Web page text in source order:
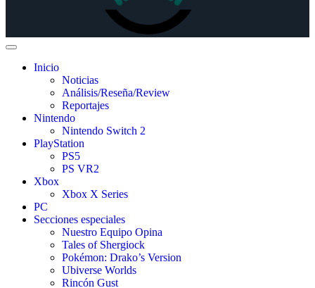
Inicio
Noticias
Análisis/Reseña/Review
Reportajes
Nintendo
Nintendo Switch 2
PlayStation
PS5
PS VR2
Xbox
Xbox X Series
PC
Secciones especiales
Nuestro Equipo Opina
Tales of Shergiock
Pokémon: Drako’s Version
Ubiverse Worlds
Rincón Gust